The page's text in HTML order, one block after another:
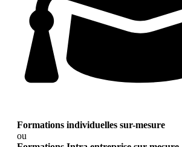
Formations individuelles sur-mesure
ou